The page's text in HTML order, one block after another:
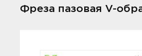
Фреза пазовая V-